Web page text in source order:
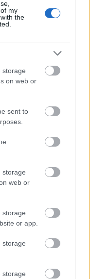
my
the
storage
on web or
sent to
storage
web or
storage
or app.
storage
storage
tizennégy megyére
tölti meg